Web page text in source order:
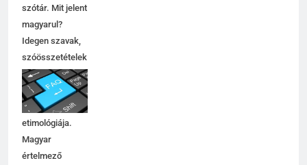
szótár. Mit jelent
magyarul?
Idegen szavak,
szóösszetételek
jelentése,
magyarázata,
használata,
etimológiája.
Magyar
értelmező